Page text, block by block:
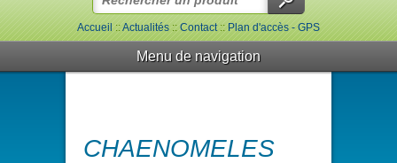
Accueil::Actualités::Contact::Plan d'accès - GPS
Menu de navigation
CHAENOMELES